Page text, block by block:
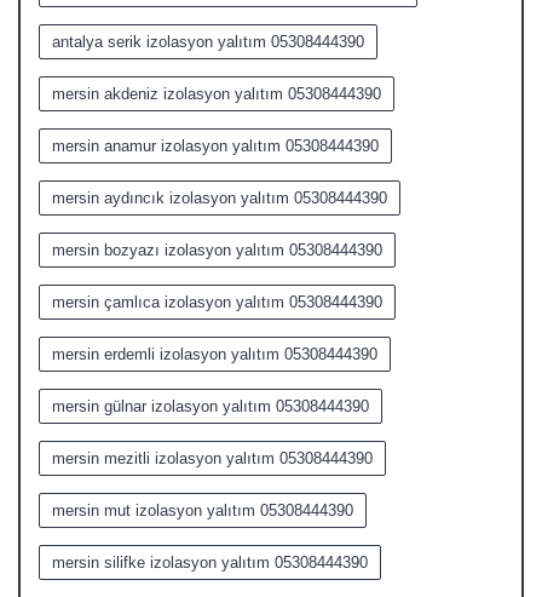
antalya serik izolasyon yalıtım 05308444390
mersin akdeniz izolasyon yalıtım 05308444390
mersin anamur izolasyon yalıtım 05308444390
mersin aydıncık izolasyon yalıtım 05308444390
mersin bozyazı izolasyon yalıtım 05308444390
mersin çamlıca izolasyon yalıtım 05308444390
mersin erdemli izolasyon yalıtım 05308444390
mersin gülnar izolasyon yalıtım 05308444390
mersin mezitli izolasyon yalıtım 05308444390
mersin mut izolasyon yalıtım 05308444390
mersin silifke izolasyon yalıtım 05308444390